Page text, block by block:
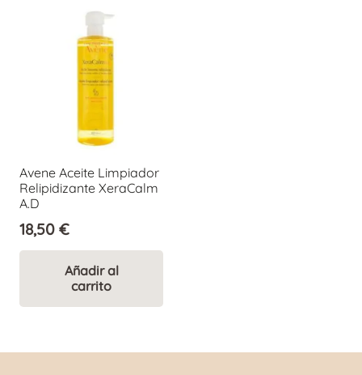
Avene Aceite Limpiador
Relipidizante XeraCalm
A.D
18,50 €
Añadir al
carrito